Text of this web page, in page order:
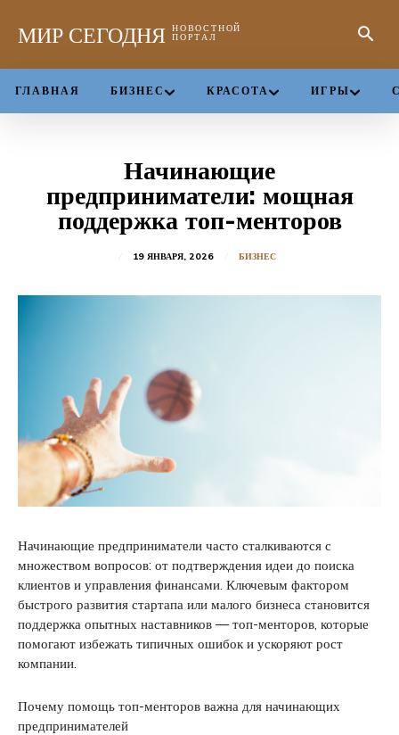
МИР СЕГОДНЯ НОВОСТНОЙ
ПОРТАЛ
ГЛАВНАЯ БИЗНЕС КРАСОТА ИГРЫ
Начинающие
предприниматели: мощная
поддержка топ-менторов
19 ЯНВАРЯ, 2026 БИЗНЕС
Начинающие предприниматели часто сталкиваются с
множеством вопросов: от подтверждения идеи до поиска
клиентов и управления финансами. Ключевым фактором
быстрого развития стартапа или малого бизнеса становится
поддержка опытных наставников — топ-менторов, которые
помогают избежать типичных ошибок и ускоряют рост
компании.
Почему помощь топ-менторов важна для начинающих
предпринимателей